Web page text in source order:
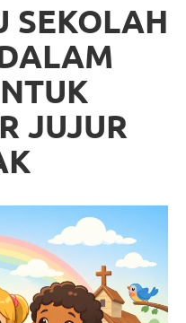
SEKOLAH
JUJUR